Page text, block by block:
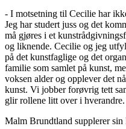
- I motsetning til Cecilie har
Jeg har studert juss og det
må gjøres i et
og liknende. Cecilie og jeg
på det kunstfaglige og det
familie som samlet på kunst,
voksen alder og opplever det
kunst. Vi jobber forøvrig tett
glir rollene litt over i hverandre.
Malm Brundtland supplerer sin